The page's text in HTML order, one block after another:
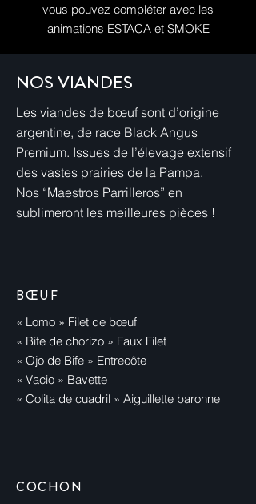
vous pouvez compléter avec les
animations ESTACA et SMOKE
NOS VIANDES
Les viandes de bœuf sont d’origine
argentine, de race Black Angus
Premium. Issues de l’élevage extensif
des vastes prairies de la Pampa.
Nos “Maestros Parrilleros” en
sublimeront les meilleures pièces !
BŒUF
« Lomo » Filet de bœuf
« Bife de chorizo » Faux Filet
« Ojo de Bife » Entrecôte
« Vacio » Bavette
« Colita de cuadril » Aiguillette baronne
COCHON